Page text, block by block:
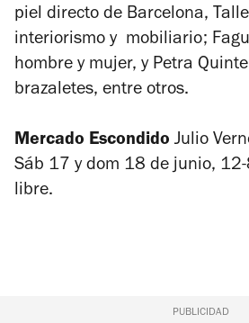
piel directo de Barcelona,
interiorismo y mobiliario;
hombre y mujer, y Petra
brazaletes, entre otros.
Mercado Escondido Julio
Sáb 17 y dom 18 de junio,
libre.
PUBLICIDAD